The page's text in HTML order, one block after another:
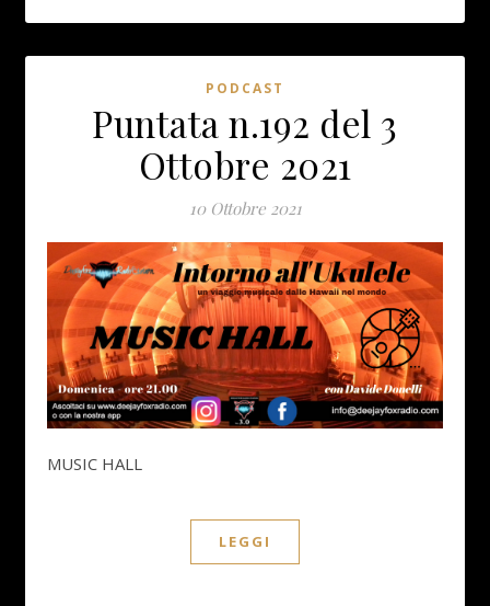
PODCAST
Puntata n.192 del 3
Ottobre 2021
10 Ottobre 2021
MUSIC HALL
LEGGI